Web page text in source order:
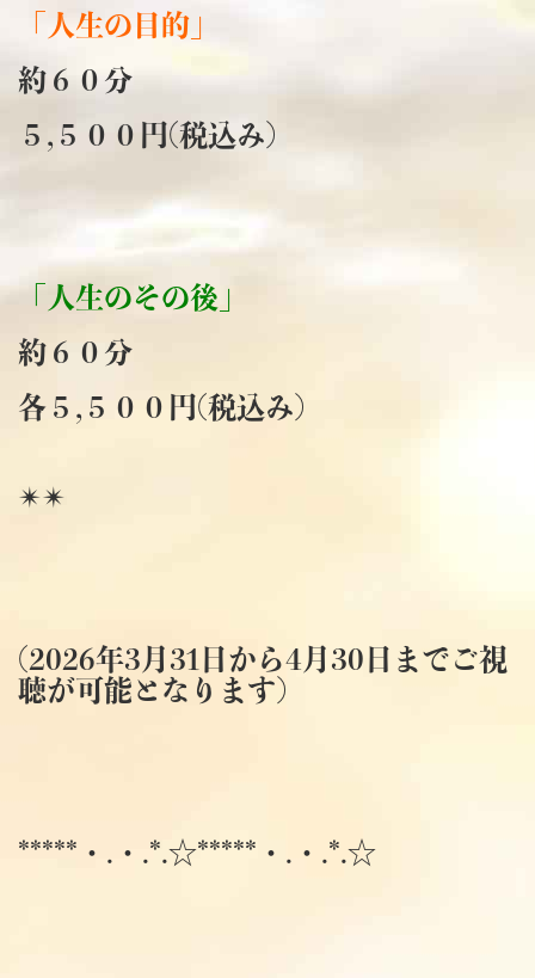
「人生の目的」
約６０分
５,５００円(税込み)
「人生のその後」
約６０分
各５,５００円(税込み)
✴✴
(2026年3月31日から4月30日までご視
聴が可能となります)
*****・.・.*.☆*****・.・.*.☆